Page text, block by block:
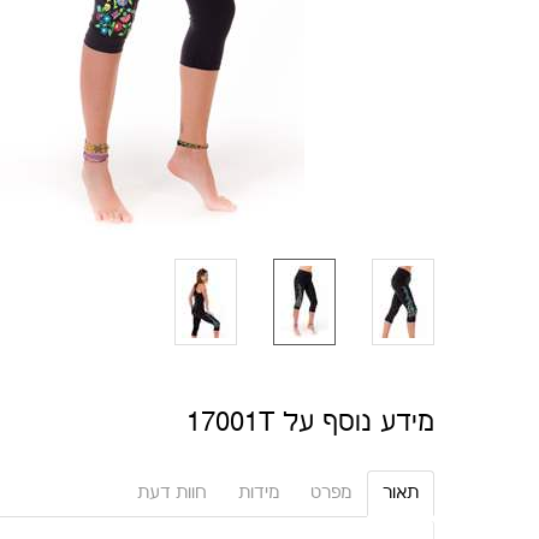
מידע נוסף על 17001T
תאור מפרט מידות חוות דעת